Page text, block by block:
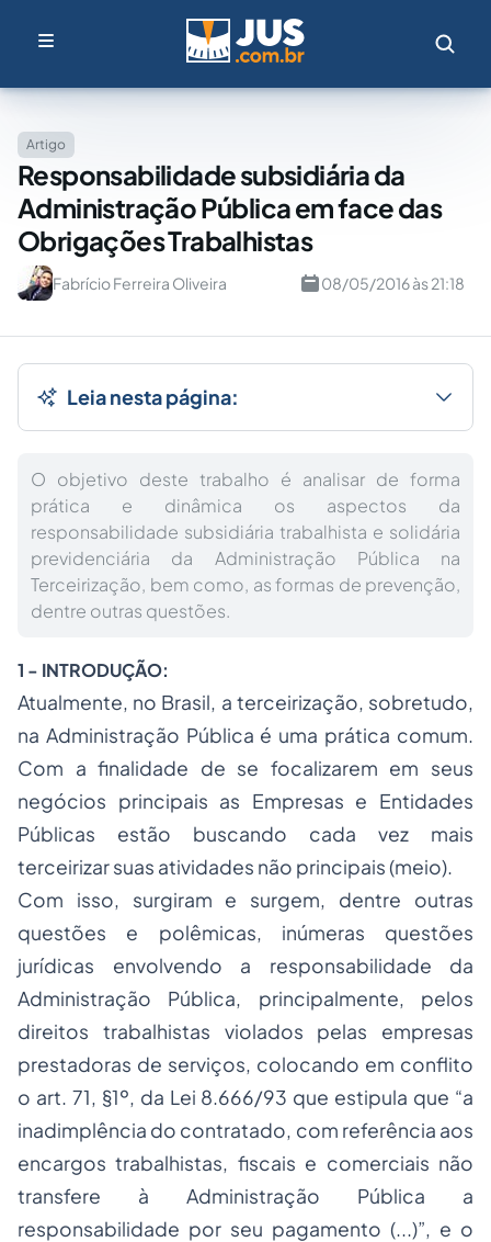
Artigo
Responsabilidade subsidiária da
Administração Pública em face das
Obrigações Trabalhistas
Fabrício Ferreira Oliveira 08/05/2016 às 21:18
Leia nesta página:
O objetivo deste trabalho é analisar de forma
prática e dinâmica os aspectos da
responsabilidade subsidiária trabalhista e solidária
previdenciária da Administração Pública na
Terceirização, bem como, as formas de prevenção,
dentre outras questões.
1 - INTRODUÇÃO:
Atualmente, no Brasil, a terceirização, sobretudo,
na Administração Pública é uma prática comum.
Com a finalidade de se focalizarem em seus
negócios principais as Empresas e Entidades
Públicas estão buscando cada vez mais
terceirizar suas atividades não principais (meio).
Com isso, surgiram e surgem, dentre outras
questões e polêmicas, inúmeras questões
jurídicas envolvendo a responsabilidade da
Administração Pública, principalmente, pelos
direitos trabalhistas violados pelas empresas
prestadoras de serviços, colocando em conflito
o art. 71, §1º, da Lei 8.666/93 que estipula que “a
inadimplência do contratado, com referência aos
encargos trabalhistas, fiscais e comerciais não
transfere à Administração Pública a
responsabilidade por seu pagamento (...)”, e o